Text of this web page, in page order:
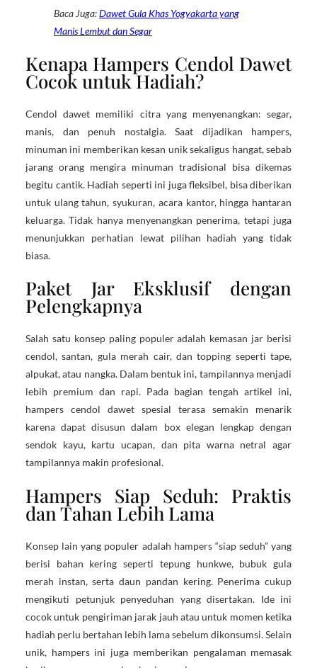
Baca Juga:Dawet Gula Khas Yogyakarta yang
Manis Lembut dan Segar
Kenapa Hampers Cendol Dawet
Cocok untuk Hadiah?
Cendol dawet memiliki citra yang menyenangkan: segar,
manis, dan penuh nostalgia. Saat dijadikan hampers,
minuman ini memberikan kesan unik sekaligus hangat, sebab
jarang orang mengira minuman tradisional bisa dikemas
begitu cantik. Hadiah seperti ini juga fleksibel, bisa diberikan
untuk ulang tahun, syukuran, acara kantor, hingga hantaran
keluarga. Tidak hanya menyenangkan penerima, tetapi juga
menunjukkan perhatian lewat pilihan hadiah yang tidak
biasa.
Paket Jar Eksklusif dengan
Pelengkapnya
Salah satu konsep paling populer adalah kemasan jar berisi
cendol, santan, gula merah cair, dan topping seperti tape,
alpukat, atau nangka. Dalam bentuk ini, tampilannya menjadi
lebih premium dan rapi. Pada bagian tengah artikel ini,
hampers cendol dawet spesial terasa semakin menarik
karena dapat disusun dalam box elegan lengkap dengan
sendok kayu, kartu ucapan, dan pita warna netral agar
tampilannya makin profesional.
Hampers Siap Seduh: Praktis
dan Tahan Lebih Lama
Konsep lain yang populer adalah hampers “siap seduh” yang
berisi bahan kering seperti tepung hunkwe, bubuk gula
merah instan, serta daun pandan kering. Penerima cukup
mengikuti petunjuk penyeduhan yang disertakan. Ide ini
cocok untuk pengiriman jarak jauh atau untuk momen ketika
hadiah perlu bertahan lebih lama sebelum dikonsumsi. Selain
unik, hampers ini juga memberikan pengalaman memasak